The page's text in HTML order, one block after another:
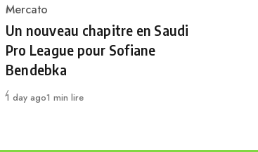
Category
Mercato
Un nouveau chapitre en Saudi
Pro League pour Sofiane
Bendebka
Publié
1 day ago1 min lire